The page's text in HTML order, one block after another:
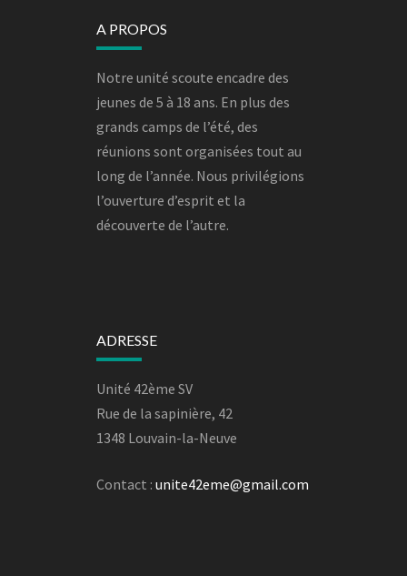
A PROPOS
Notre unité scoute encadre des
jeunes de 5 à 18 ans. En plus des
grands camps de l’été, des
réunions sont organisées tout au
long de l’année. Nous privilégions
l’ouverture d’esprit et la
découverte de l’autre.
ADRESSE
Unité 42ème SV
Rue de la sapinière, 42
1348 Louvain-la-Neuve
Contact :unite42eme@gmail.com